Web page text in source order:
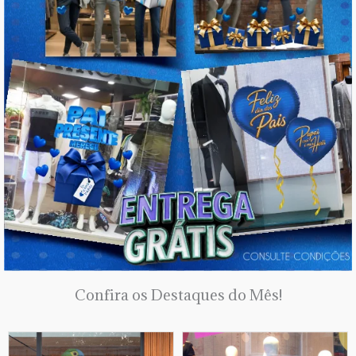
Confira os Destaques do Mês!